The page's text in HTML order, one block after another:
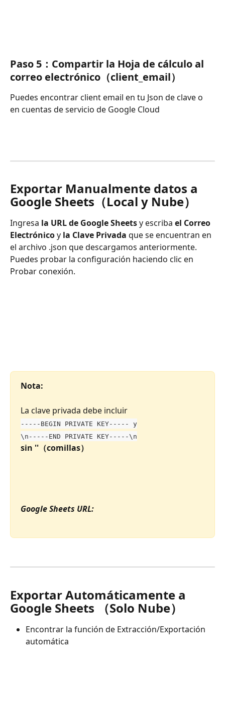
Paso 5：Compartir la Hoja de cálculo al
correo electrónico（client_email）
Puedes encontrar client email en tu Json de clave o
en cuentas de servicio de Google Cloud
Exportar Manualmente datos a
Google Sheets（Local y Nube）
Ingresa la URL de Google Sheets y escriba el Correo
Electrónico y la Clave Privada que se encuentran en
el archivo .json que descargamos anteriormente.
Puedes probar la configuración haciendo clic en
Probar conexión.
Nota:
La clave privada debe incluir
-----BEGIN PRIVATE KEY----- y
\n-----END PRIVATE KEY-----\n
sin ''（comillas）
Google Sheets URL:
Exportar Automáticamente a
Google Sheets （Solo Nube）
Encontrar la función de Extracción/Exportación
automática